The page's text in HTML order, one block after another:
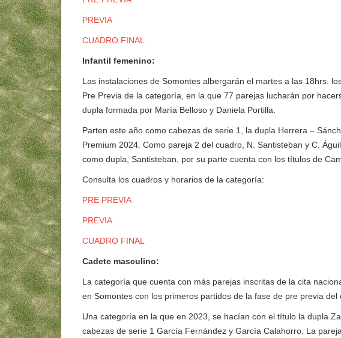
PREVIA
CUADRO FINAL
Infantil femenino:
Las instalaciones de Somontes albergarán el martes a las 18hrs.
Pre Previa de la categoría, en la que 77 parejas lucharán por
dupla formada por María Belloso y Daniela Portilla.
Parten este año como cabezas de serie 1, la dupla Herrera –
Premium 2024. Como pareja 2 del cuadro, N. Santisteban y C.
como dupla, Santisteban, por su parte cuenta con los títulos de
Consulta los cuadros y horarios de la categoría:
PRE PREVIA
PREVIA
CUADRO FINAL
Cadete masculino:
La categoría que cuenta con más parejas inscritas de la cita
en Somontes con los primeros partidos de la fase de pre previa del
Una categoría en la que en 2023, se hacían con el título la dupla
cabezas de serie 1 García Fernández y García Calahorro. La